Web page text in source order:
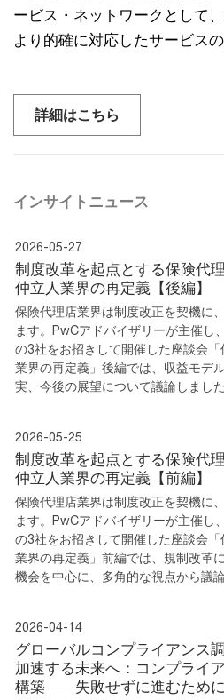
ービス・ネットワークとして
より的確に対応したサービス
詳細はこちら
インサイトニュース
2026-05-27
制度改革を起点とする保険代
仲立人業界の再定義【後編】
保険代理店業界は制度改正を契機に
ます。PwCアドバイザリーが主催し
の3社をお招きして開催した座談会
業界の再定義」後編では、収益モデ
実、今後の展望について議論しました
2026-05-25
制度改革を起点とする保険代
仲立人業界の再定義【前編】
保険代理店業界は制度改正を契機に
ます。PwCアドバイザリーが主催し
の3社をお招きして開催した座談会
業界の再定義」前編では、規制改革
機会を中心に、多角的な視点から議
2026-04-14
グローバルコンプライアンス
加速する未来へ：コンプライ
構築――失敗せずに進むために